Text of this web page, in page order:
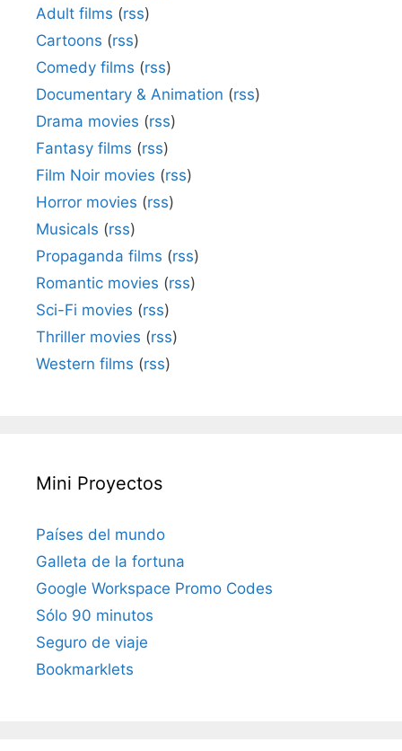
Adult films (rss)
Cartoons (rss)
Comedy films (rss)
Documentary & Animation (rss)
Drama movies (rss)
Fantasy films (rss)
Film Noir movies (rss)
Horror movies (rss)
Musicals (rss)
Propaganda films (rss)
Romantic movies (rss)
Sci-Fi movies (rss)
Thriller movies (rss)
Western films (rss)
Mini Proyectos
Países del mundo
Galleta de la fortuna
Google Workspace Promo Codes
Sólo 90 minutos
Seguro de viaje
Bookmarklets